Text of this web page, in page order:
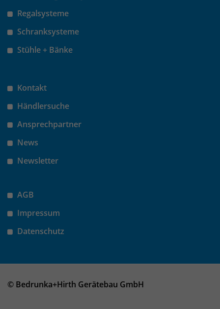
Regalsysteme
Schranksysteme
Stühle + Bänke
Kontakt
Händlersuche
Ansprechpartner
News
Newsletter
AGB
Impressum
Datenschutz
© Bedrunka+Hirth Gerätebau GmbH